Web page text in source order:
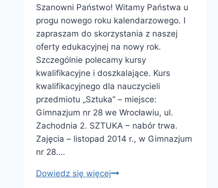
Szanowni Państwo! Witamy Państwa u
progu nowego roku kalendarzowego. I
zapraszam do skorzystania z naszej
oferty edukacyjnej na nowy rok.
Szczególnie polecamy kursy
kwalifikacyjne i doszkalające. Kurs
kwalifikacyjnego dla nauczycieli
przedmiotu „Sztuka” – miejsce:
Gimnazjum nr 28 we Wrocławiu, ul.
Zachodnia 2. SZTUKA – nabór trwa.
Zajęcia – listopad 2014 r., w Gimnazjum
nr 28….
Dowiedz się więcejKurs